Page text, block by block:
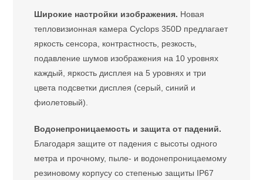
Широкие настройки изображения. Новая
тепловизионная камера Cyclops 350D предлагает
яркость сенсора, контрастность, резкость,
подавление шумов изображения на 10 уровнях
каждый, яркость дисплея на 5 уровнях и три
цвета подсветки дисплея (серый, синий и
фиолетовый).
Водонепроницаемость и защита от падений.
Благодаря защите от падения с высоты одного
метра и прочному, пыле- и водонепроницаемому
резиновому корпусу со степенью защиты IP67